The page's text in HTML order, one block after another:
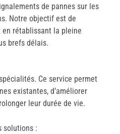
de pannes sur les
Notre objectif est de
en rétablissant la pleine
brefs délais.
Ce service permet
existantes, d’améliorer
leur durée de vie.
solutions :